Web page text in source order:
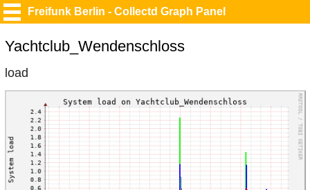
Freifunk Berlin - Collectd Graph Panel
Yachtclub_Wendenschloss
load